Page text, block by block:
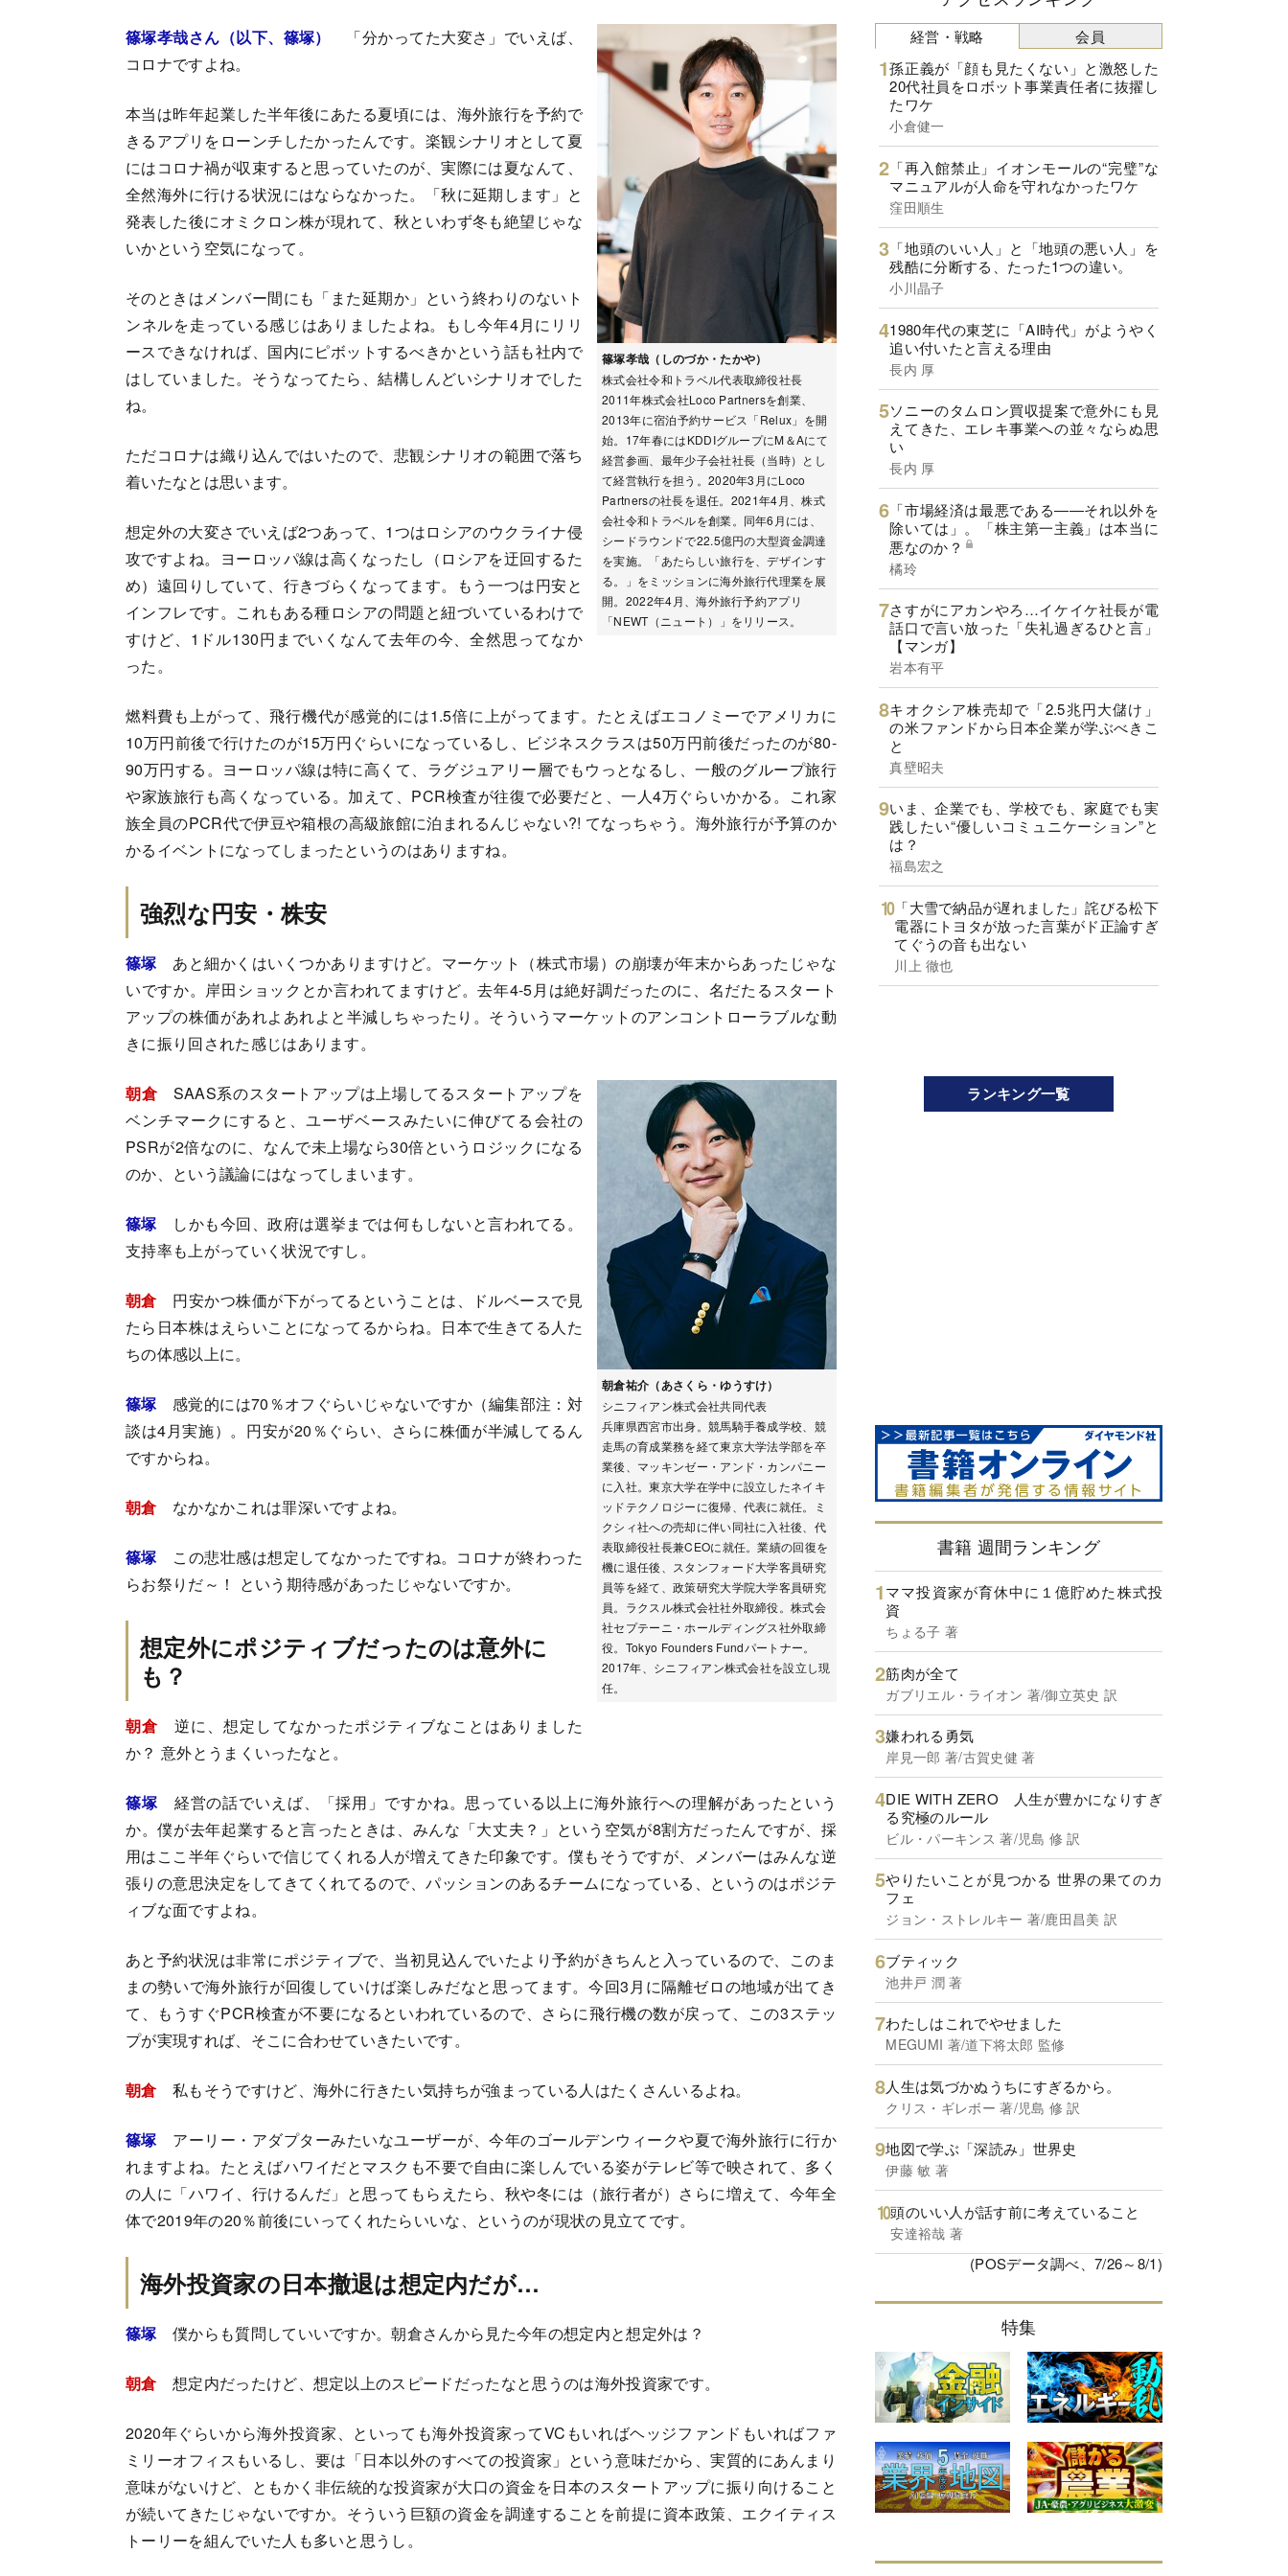
篠塚孝哉（しのづか・たかや）
株式会社令和トラベル代表取締役社長
2011年株式会社Loco Partnersを創業、
2013年に宿泊予約サービス「Relux」を開
始。17年春にはKDDIグループにM＆Aにて
経営参画、最年少子会社社長（当時）とし
て経営執行を担う。2020年3月にLoco
Partnersの社長を退任。2021年4月、株式
会社令和トラベルを創業。同年6月には、
シードラウンドで22.5億円の大型資金調達
を実施。「あたらしい旅行を、デザインす
る。」をミッションに海外旅行代理業を展
開。2022年4月、海外旅行予約アプリ
「NEWT（ニュート）」をリリース。
篠塚孝哉さん（以下、篠塚）
「分かってた大変さ」でいえば、
コロナですよね。
本当は昨年起業した半年後にあたる夏頃には、海外旅行を予約で
きるアプリをローンチしたかったんです。楽観シナリオとして夏
にはコロナ禍が収束すると思っていたのが、実際には夏なんて、
全然海外に行ける状況にはならなかった。「秋に延期します」と
発表した後にオミクロン株が現れて、秋といわず冬も絶望じゃな
いかという空気になって。
そのときはメンバー間にも「また延期か」という終わりのないト
ンネルを走っている感じはありましたよね。もし今年4月にリリ
ースできなければ、国内にピボットするべきかという話も社内で
はしていました。そうなってたら、結構しんどいシナリオでした
ね。
ただコロナは織り込んではいたので、悲観シナリオの範囲で落ち
着いたなとは思います。
想定外の大変さでいえば2つあって、1つはロシアのウクライナ侵
攻ですよね。ヨーロッパ線は高くなったし（ロシアを迂回するた
め）遠回りしていて、行きづらくなってます。もう一つは円安と
インフレです。これもある種ロシアの問題と紐づいているわけで
すけど、1ドル130円までいくなんて去年の今、全然思ってなか
った。
燃料費も上がって、飛行機代が感覚的には1.5倍に上がってます。たとえばエコノミーでアメリカに
10万円前後で行けたのが15万円ぐらいになっているし、ビジネスクラスは50万円前後だったのが80-
90万円する。ヨーロッパ線は特に高くて、ラグジュアリー層でもウっとなるし、一般のグループ旅行
や家族旅行も高くなっている。加えて、PCR検査が往復で必要だと、一人4万ぐらいかかる。これ家
族全員のPCR代で伊豆や箱根の高級旅館に泊まれるんじゃない?! てなっちゃう。海外旅行が予算のか
かるイベントになってしまったというのはありますね。
強烈な円安・株安
篠塚 あと細かくはいくつかありますけど。マーケット（株式市場）の崩壊が年末からあったじゃな
いですか。岸田ショックとか言われてますけど。去年4-5月は絶好調だったのに、名だたるスタート
アップの株価があれよあれよと半減しちゃったり。そういうマーケットのアンコントローラブルな動
きに振り回された感じはあります。
朝倉祐介（あさくら・ゆうすけ）
シニフィアン株式会社共同代表
兵庫県西宮市出身。競馬騎手養成学校、競
走馬の育成業務を経て東京大学法学部を卒
業後、マッキンゼー・アンド・カンパニー
に入社。東京大学在学中に設立したネイキ
ッドテクノロジーに復帰、代表に就任。ミ
クシィ社への売却に伴い同社に入社後、代
表取締役社長兼CEOに就任。業績の回復を
機に退任後、スタンフォード大学客員研究
員等を経て、政策研究大学院大学客員研究
員。ラクスル株式会社社外取締役。株式会
社セプテーニ・ホールディングス社外取締
役。Tokyo Founders Fundパートナー。
2017年、シニフィアン株式会社を設立し現
任。
朝倉SAAS系のスタートアップは上場してるスタートアップを
ベンチマークにすると、ユーザベースみたいに伸びてる会社の
PSRが2倍なのに、なんで未上場なら30倍というロジックになる
のか、という議論にはなってしまいます。
篠塚
しかも今回、政府は選挙までは何もしないと言われてる。
支持率も上がっていく状況ですし。
朝倉円安かつ株価が下がってるということは、ドルベースで見
たら日本株はえらいことになってるからね。日本で生きてる人た
ちの体感以上に。
篠塚感覚的には70％オフぐらいじゃないですか（編集部注：対
談は4月実施）。円安が20％ぐらい、さらに株価が半減してるん
ですからね。
朝倉なかなかこれは罪深いですよね。
篠塚 この悲壮感は想定してなかったですね。コロナが終わった
らお祭りだ～！ という期待感があったじゃないですか。
想定外にポジティブだったのは意外に
も？
朝倉 逆に、想定してなかったポジティブなことはありました
か？ 意外とうまくいったなと。
篠塚 経営の話でいえば、「採用」ですかね。思っている以上に海外旅行への理解があったという
か。僕が去年起業すると言ったときは、みんな「大丈夫？」という空気が8割方だったんですが、採
用はここ半年ぐらいで信じてくれる人が増えてきた印象です。僕もそうですが、メンバーはみんな逆
張りの意思決定をしてきてくれてるので、パッションのあるチームになっている、というのはポジテ
ィブな面ですよね。
あと予約状況は非常にポジティブで、当初見込んでいたより予約がきちんと入っているので、このま
まの勢いで海外旅行が回復していけば楽しみだなと思ってます。今回3月に隔離ゼロの地域が出てき
て、もうすぐPCR検査が不要になるといわれているので、さらに飛行機の数が戻って、この3ステッ
プが実現すれば、そこに合わせていきたいです。
朝倉私もそうですけど、海外に行きたい気持ちが強まっている人はたくさんいるよね。
篠塚 アーリー・アダプターみたいなユーザーが、今年のゴールデンウィークや夏で海外旅行に行か
れますよね。たとえばハワイだとマスクも不要で自由に楽しんでいる姿がテレビ等で映されて、多く
の人に「ハワイ、行けるんだ」と思ってもらえたら、秋や冬には（旅行者が）さらに増えて、今年全
体で2019年の20％前後にいってくれたらいいな、というのが現状の見立てです。
海外投資家の日本撤退は想定内だが…
篠塚 僕からも質問していいですか。朝倉さんから見た今年の想定内と想定外は？
朝倉想定内だったけど、想定以上のスピードだったなと思うのは海外投資家です。
2020年ぐらいから海外投資家、といっても海外投資家ってVCもいればヘッジファンドもいればファ
ミリーオフィスもいるし、要は「日本以外のすべての投資家」という意味だから、実質的にあんまり
意味がないけど、ともかく非伝統的な投資家が大口の資金を日本のスタートアップに振り向けること
が続いてきたじゃないですか。そういう巨額の資金を調達することを前提に資本政策、エクイティス
トーリーを組んでいた人も多いと思うし。
経営・戦略
孫正義が「顔も見たくない」と激怒した
20代社員をロボット事業責任者に抜擢し
たワケ
小倉健一
「再入館禁止」イオンモールの“完璧”な
マニュアルが人命を守れなかったワケ
窪田順生
「地頭のいい人」と「地頭の悪い人」を
残酷に分断する、たった1つの違い。
小川晶子
1980年代の東芝に「AI時代」がようやく
追い付いたと言える理由
長内 厚
ソニーのタムロン買収提案で意外にも見
えてきた、エレキ事業への並々ならぬ思
い
長内 厚
「市場経済は最悪である――それ以外を
除いては」。「株主第一主義」は本当に
悪なのか？
橘玲
さすがにアカンやろ…イケイケ社長が電
話口で言い放った「失礼過ぎるひと言」
【マンガ】
岩本有平
キオクシア株売却で「2.5兆円大儲け」
の米ファンドから日本企業が学ぶべきこ
と
真壁昭夫
いま、企業でも、学校でも、家庭でも実
践したい“優しいコミュニケーション”と
は？
福島宏之
「大雪で納品が遅れました」詫びる松下
電器にトヨタが放った言葉がド正論すぎ
てぐうの音も出ない
川上 徹也
会員
ランキング一覧
書籍 週間ランキング
ママ投資家が育休中に１億貯めた株式投
資
ちょる子 著
筋肉が全て
ガブリエル・ライオン 著/御立英史 訳
嫌われる勇気
岸見一郎 著/古賀史健 著
DIE WITH ZERO 人生が豊かになりすぎ
る究極のルール
ビル・パーキンス 著/児島 修 訳
やりたいことが見つかる 世界の果てのカ
フェ
ジョン・ストレルキー 著/鹿田昌美 訳
ブティック
池井戸 潤 著
わたしはこれでやせました
MEGUMI 著/道下将太郎 監修
人生は気づかぬうちにすぎるから。
クリス・ギレボー 著/児島 修 訳
地図で学ぶ「深読み」世界史
伊藤 敏 著
頭のいい人が話す前に考えていること
安達裕哉 著
(POSデータ調べ、7/26～8/1)
特集